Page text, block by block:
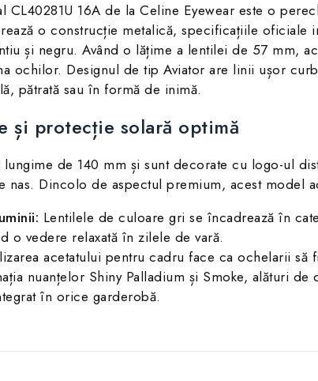
CL40281U 16A de la Celine Eyewear este o
o construcție metalică, specificațiile
și negru. Având o lățime a lentilei de 57 mm,
ochilor. Designul de tip Aviator are linii ușor
pătrată sau în formă de inimă.
și protecție solară optimă
de 140 mm și sunt decorate cu logo-ul
nas. Dincolo de aspectul premium, acest model
Lentilele de culoare gri se încadrează în
o vedere relaxată în zilele de vară.
acetatului pentru cadru face ca ochelarii
nuanțelor Shiny Palladium și Smoke, alături
în orice garderobă.